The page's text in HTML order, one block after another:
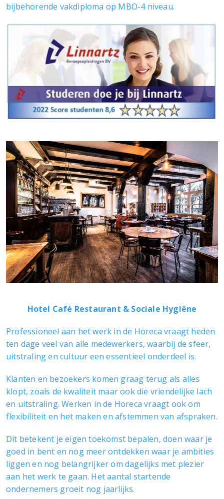
bijbehorende vakdiploma op MBO-4 niveau.
Hotel Café Restaurant & Sociale Hygiëne
Professioneel aan het werk in de Horeca vraagt heden
ten dage veel van alle medewerkers, waarbij de sfeer,
uitstraling en cultuur een essentieel onderdeel is.
Klanten en bezoekers komen graag terug als alles
klopt, zoals de kwaliteit maar ook die vriendelijke lach
en uitstraling. Werken in de Horeca vraagt ook om
flexibiliteit en het maken en afstemmen van afspraken.
Dit betekent je eigen toekomst bepalen, doen waar je
goed in bent en nog meer ontdekken waar je ambities
liggen en nog belangrijker om dagelijks met plezier
aan het werk te gaan. Het aantal startende
ondernemers groeit nog jaarlijks.